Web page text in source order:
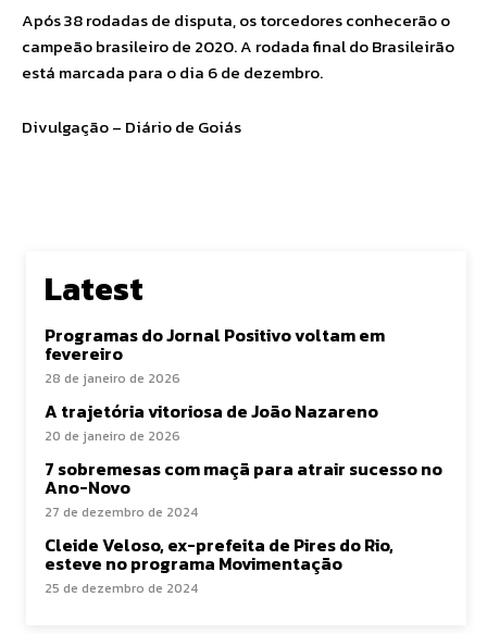
Após 38 rodadas de disputa, os torcedores conhecerão o
campeão brasileiro de 2020. A rodada final do Brasileirão
está marcada para o dia 6 de dezembro.
Divulgação – Diário de Goiás
Latest
Programas do Jornal Positivo voltam em
fevereiro
28 de janeiro de 2026
A trajetória vitoriosa de João Nazareno
20 de janeiro de 2026
7 sobremesas com maçã para atrair sucesso no
Ano-Novo
27 de dezembro de 2024
Cleide Veloso, ex-prefeita de Pires do Rio,
esteve no programa Movimentação
25 de dezembro de 2024